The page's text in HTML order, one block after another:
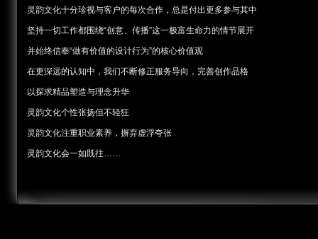
灵韵文化十分珍视与客户的每次合作，总是付出更多参与其中
坚持一切工作都围绕“创意、传播”这一极富生命力的情节展开
并始终信奉“做有价值的设计行为”的核心价值观
在更深远的认知中，我们不断修正服务导向，完善创作品格
以探求精品塑造与理念升华
灵韵文化个性张扬但不轻狂
灵韵文化注重职业素养，摒弃虚浮夸张
灵韵文化会一如既往……